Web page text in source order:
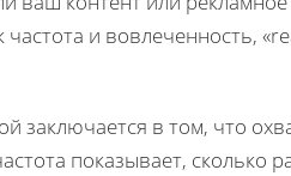
и вовлеченность,
заключается в том, что
показывает, сколько